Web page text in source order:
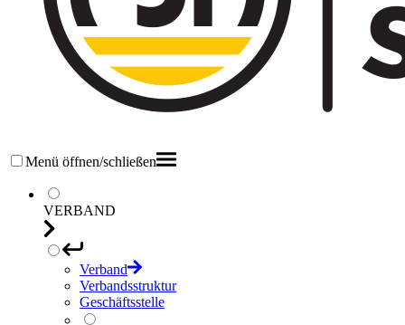
Menü öffnen/schließen
VERBAND
Verband
Verbandsstruktur
Geschäftsstelle